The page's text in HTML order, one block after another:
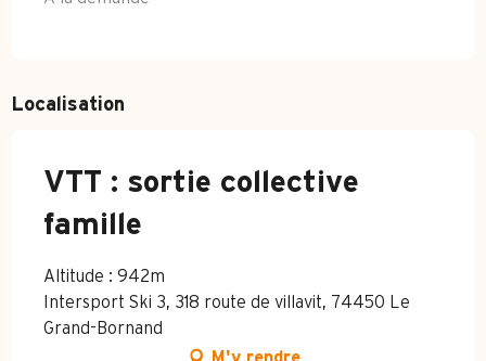
Localisation
VTT : sortie collective
famille
Altitude : 942m
Intersport Ski 3, 318 route de villavit, 74450 Le
Grand-Bornand